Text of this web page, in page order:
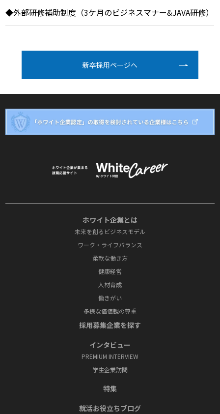
◆外部研修補助制度（3ケ月のビジネスマナー&JAVA研修）
新卒採⽤ページへ
ホワイト企業とは
未来を創るビジネスモデル
ワーク・ライフバランス
柔軟な働き方
健康経営
人材育成
働きがい
多様な価値観の尊重
採⽤募集企業を探す
インタビュー
PREMIUM INTERVIEW
学⽣企業訪問
特集
就活お役⽴ちブログ